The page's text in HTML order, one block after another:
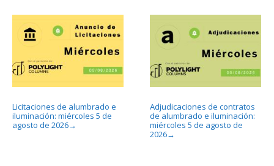
Licitaciones de alumbrado e
iluminación: miércoles 5 de
agosto de 2026→
Adjudicaciones de contratos
de alumbrado e iluminación:
miércoles 5 de agosto de
2026→